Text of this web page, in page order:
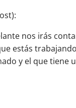
nos irás
estás
y el que tiene